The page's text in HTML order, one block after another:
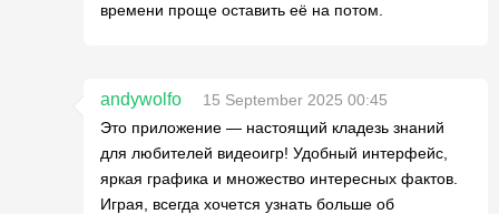
времени проще оставить её на потом.
andywolfo
15 September 2025 00:45
Это приложение — настоящий кладезь знаний
для любителей видеоигр! Удобный интерфейс,
яркая графика и множество интересных фактов.
Играя, всегда хочется узнать больше об